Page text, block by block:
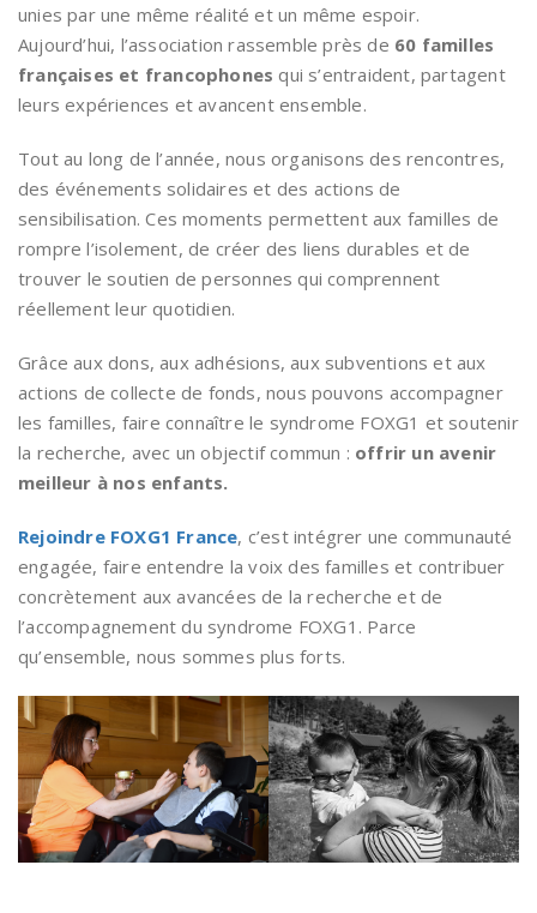
unies par une même réalité et un même espoir.
Aujourd’hui, l’association rassemble près de 60 familles
françaises et francophones qui s’entraident, partagent
leurs expériences et avancent ensemble.
Tout au long de l’année, nous organisons des rencontres,
des événements solidaires et des actions de
sensibilisation. Ces moments permettent aux familles de
rompre l’isolement, de créer des liens durables et de
trouver le soutien de personnes qui comprennent
réellement leur quotidien.
Grâce aux dons, aux adhésions, aux subventions et aux
actions de collecte de fonds, nous pouvons accompagner
les familles, faire connaître le syndrome FOXG1 et soutenir
la recherche, avec un objectif commun : offrir un avenir
meilleur à nos enfants.
Rejoindre FOXG1 France, c’est intégrer une communauté
engagée, faire entendre la voix des familles et contribuer
concrètement aux avancées de la recherche et de
l’accompagnement du syndrome FOXG1. Parce
qu’ensemble, nous sommes plus forts.